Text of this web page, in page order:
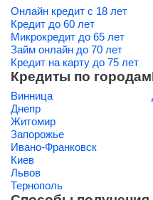
Онлайн кредит с 18 лет
Кредит до 60 лет
Микрокредит до 65 лет
Займ онлайн до 70 лет
Кредит на карту до 75 лет
Кредиты по городам
Винница
Днепр
Житомир
Запорожье
Ивано-Франковск
Киев
Львов
Тернополь